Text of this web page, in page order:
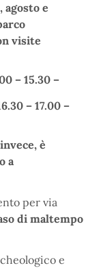
e
visite
– 15.30 –
– 17.00 –
è
a
per via
di maltempo
e